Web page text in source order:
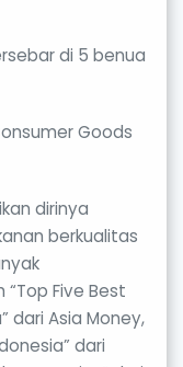
di 5 benua
Goods
dirinya
berkualitas
Five Best
dari Asia Money,
dari